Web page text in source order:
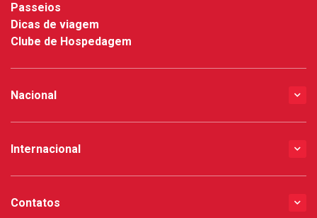
Passeios
Dicas de viagem
Clube de Hospedagem
Nacional
Internacional
Contatos